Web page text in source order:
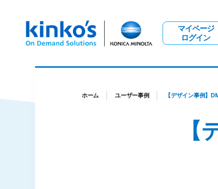
マイページ
ログイン
ホーム ユーザー事例 【デザイン事例】
【